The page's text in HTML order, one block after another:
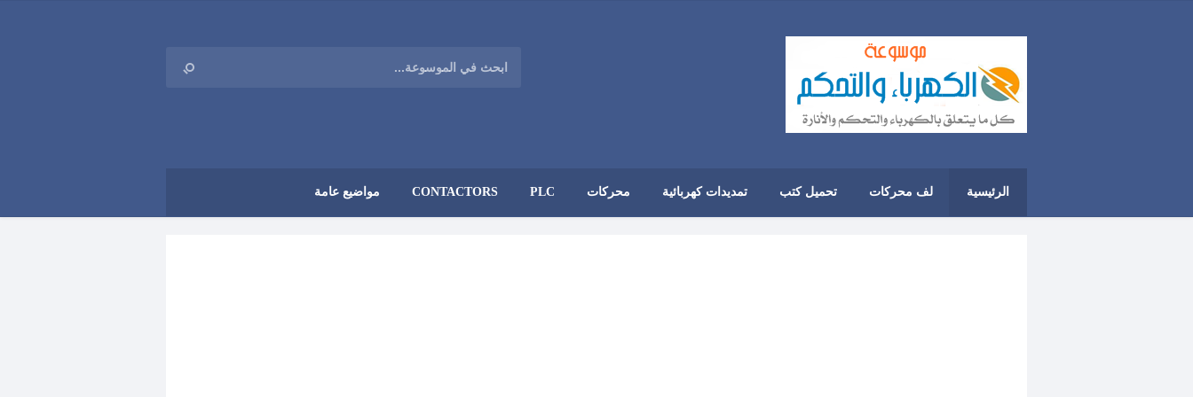
الرئيسية لف محركات تحميل كتب تمديدات كهربائية محركات PLC
CONTACTORS مواضيع عامة